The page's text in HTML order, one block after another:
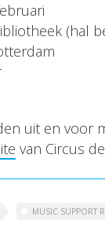
(hal
uit en voor
van Circus
MUSIC SUPPORT